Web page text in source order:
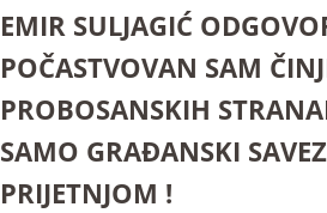
EMIR SULJAGIĆ
POČASTVOVAN SAM
PROBOSANSKIH
SAMO GRAĐANSKI
PRIJETNJOM !